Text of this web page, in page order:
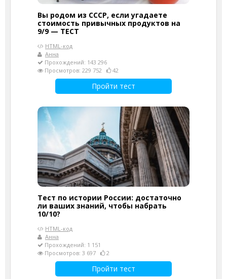
Вы родом из СССР, если угадаете
стоимость привычных продуктов на
9/9 — ТЕСТ
HTML-код
Анна
Прохождений: 143 296
Просмотров: 229 752
42
Пройти тест
Тест по истории России: достаточно
ли ваших знаний, чтобы набрать
10/10?
HTML-код
Анна
Прохождений: 1 151
Просмотров: 3 697
2
Пройти тест